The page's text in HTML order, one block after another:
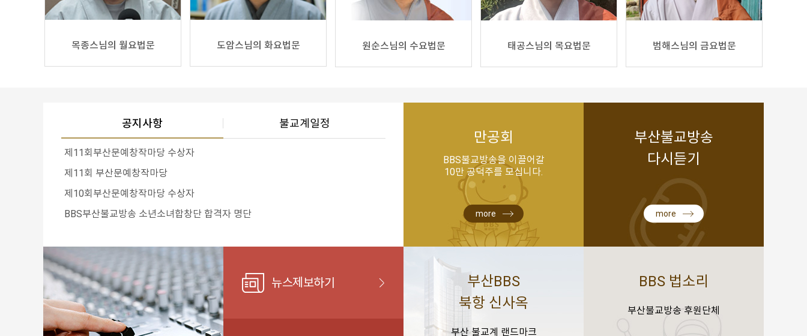
목종스님의 월요법문 도암스님의 화요법문 원순스님의 수요법문 태공스님의 목요법문 범해스님의 금요법문
공지사항 불교계일정
제11회부산문예창작마당 수상자
제11회 부산문예창작마당
제10회부산문예창작마당 수상자
BBS부산불교방송 소년소녀합창단 합격자 명단
만공회
BBS불교방송을 이끌어갈
10만 공덕주를 모십니다.
more
부산불교방송
다시듣기
more
뉴스제보하기
부산BBS
북항 신사옥
부산 불교계 랜드마크
BBS 법소리
부산불교방송 후원단체